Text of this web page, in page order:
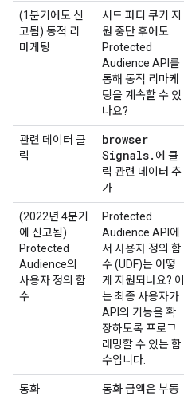
(1분기에도 신
고됨) 동적 리
마케팅
서드 파티 쿠키 지
원 중단 후에도
Protected
Audience API를
통해 동적 리마케
팅을 계속할 수 있
나요?
관련 데이터 클
릭
browser
Signals. 에 클
릭 관련 데이터 추
가
(2022년 4분기
에 신고됨)
Protected
Audience의
사용자 정의 함
수
Protected
Audience API에
서 사용자 정의 함
수 (UDF)는 어떻
게 지원되나요? 이
는 최종 사용자가
API의 기능을 확
장하도록 프로그
래밍할 수 있는 함
수입니다.
통화
통화 금액은 부동